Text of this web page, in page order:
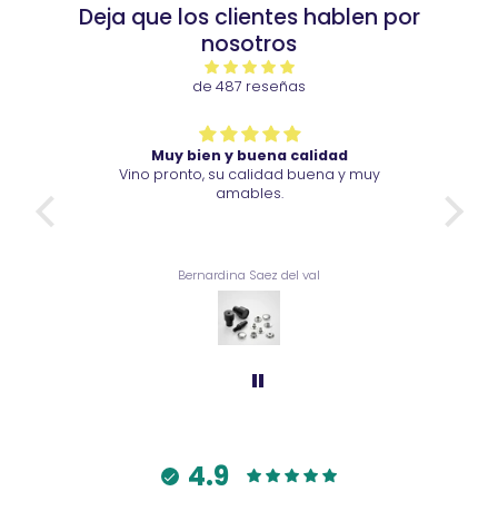
Deja que los clientes hablen por
nosotros
de 487 reseñas
Muy bien y buena calidad
Vino pronto, su calidad buena y muy
amables.
Bernardina Saez del val
4.9